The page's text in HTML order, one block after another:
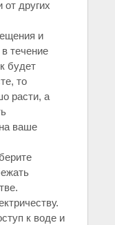
от других
и
течение
будет
то
расти, а
ваше
к воде и